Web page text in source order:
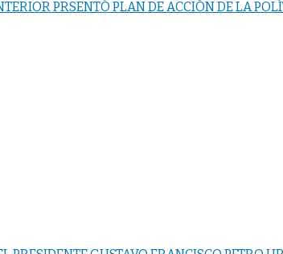
PRSENTÓ PLAN DE ACCIÓN DE LA